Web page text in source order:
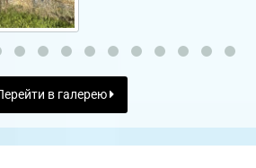
в галерею